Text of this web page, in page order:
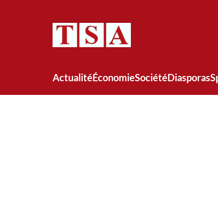
ActualitéÉconomieSociétéDiasporas